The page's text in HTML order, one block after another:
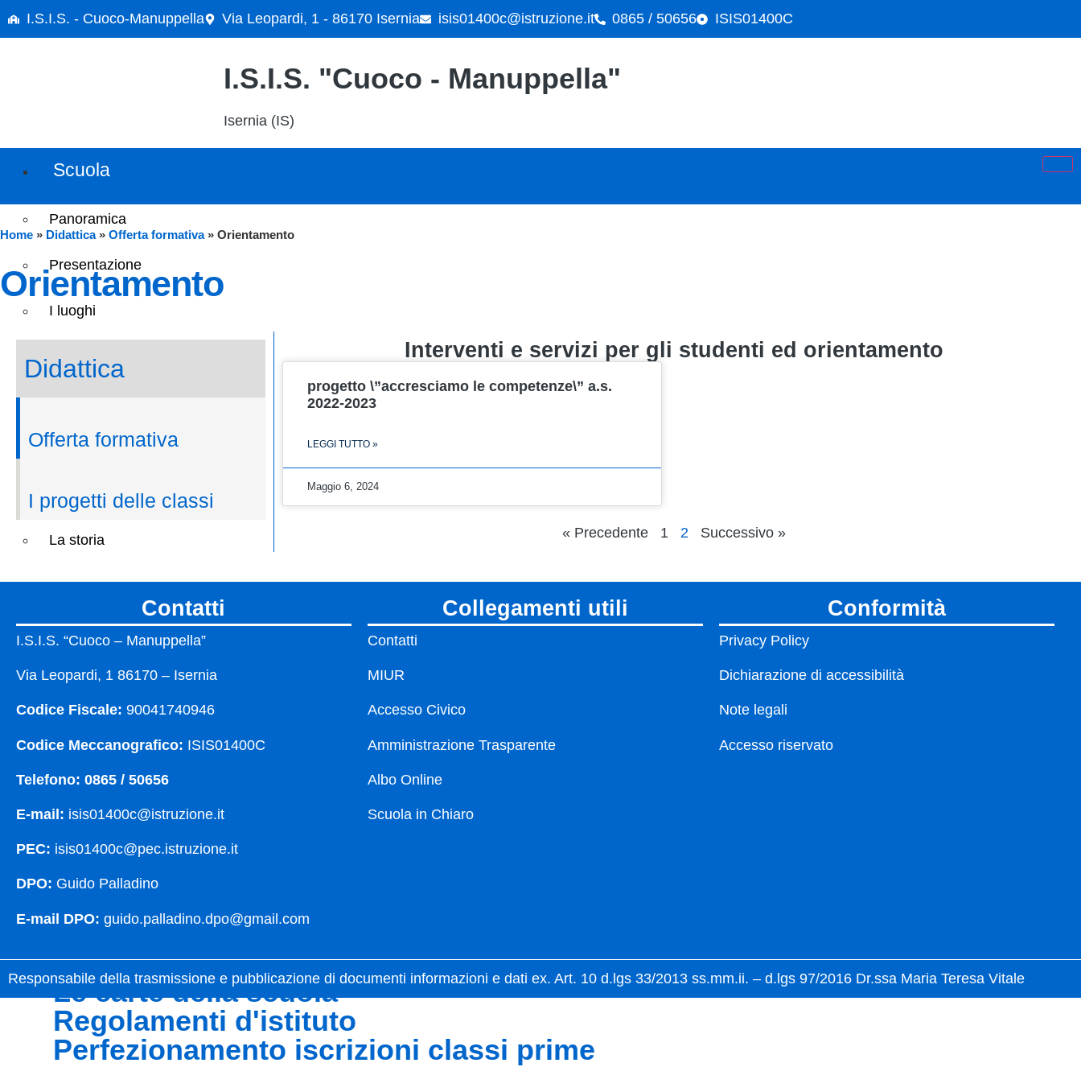
I.S.I.S. - Cuoco-Manuppella Via Leopardi, 1 - 86170 Isernia isis01400c@istruzione.it 0865 / 50656 ISIS01400C
I.S.I.S. "Cuoco - Manuppella"
Isernia (IS)
Scuola
Panoramica
Presentazione
I luoghi
Le persone
I numeri della scuola
Le carte della scuola
Organizzazione
La storia
panoramica
presentazione
chi siamo
i luoghi
le nostre sedi
dirigente scolastico
segreteria
la scuola in numeri
le carte della scuola
regolamenti d'istituto
perfezionamento iscrizioni classi prime
Home » Didattica» Offerta formativa» Orientamento
orientamento
didattica
Offerta formativa
I progetti delle classi
interventi e servizi per gli studenti ed orientamento
progetto \”accresciamo le competenze\” a.s.
2022-2023
LEGGI TUTTO »
Maggio 6, 2024
« Precedente 1 2 Successivo »
contatti
I.S.I.S. “Cuoco – Manuppella”
Via Leopardi, 1 86170 – Isernia
Codice Fiscale: 90041740946
Codice Meccanografico: ISIS01400C
Telefono: 0865 / 50656
E-mail: isis01400c@istruzione.it
PEC: isis01400c@pec.istruzione.it
DPO: Guido Palladino
E-mail DPO: guido.palladino.dpo@gmail.com
collegamenti utili
Contatti
MIUR
Accesso Civico
Amministrazione Trasparente
Albo Online
Scuola in Chiaro
conformità
Privacy Policy
Dichiarazione di accessibilità
Note legali
Accesso riservato
Responsabile della trasmissione e pubblicazione di documenti informazioni e dati ex. Art. 10 d.lgs 33/2013 ss.mm.ii. – d.lgs 97/2016 Dr.ssa Maria Teresa Vitale